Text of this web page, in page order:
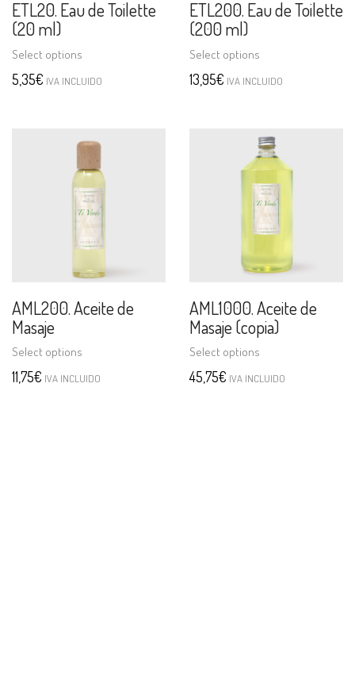
ETL20. Eau de Toilette
(20 ml)
Select options
5,35€ IVA INCLUIDO
ETL200. Eau de Toilette
(200 ml)
Select options
13,95€ IVA INCLUIDO
AML200. Aceite de
Masaje
Select options
11,75€ IVA INCLUIDO
AML1000. Aceite de
Masaje (copia)
Select options
45,75€ IVA INCLUIDO